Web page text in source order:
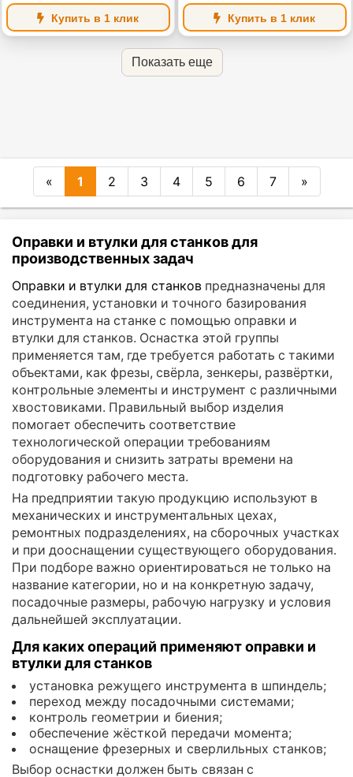
Купить в 1 клик Купить в 1 клик
Показать еще
« 1 2 3 4 5 6 7 »
Оправки и втулки для станков для
производственных задач
Оправки и втулки для станковпредназначены для
соединения, установки и точного базирования
инструмента на станке с помощью оправки и
втулки для станков. Оснастка этой группы
применяется там, где требуется работать с такими
объектами, как фрезы, свёрла, зенкеры, развёртки,
контрольные элементы и инструмент с различными
хвостовиками. Правильный выбор изделия
помогает обеспечить соответствие
технологической операции требованиям
оборудования и снизить затраты времени на
подготовку рабочего места.
На предприятии такую продукцию используют в
механических и инструментальных цехах,
ремонтных подразделениях, на сборочных участках
и при дооснащении существующего оборудования.
При подборе важно ориентироваться не только на
название категории, но и на конкретную задачу,
посадочные размеры, рабочую нагрузку и условия
дальнейшей эксплуатации.
Для каких операций применяют оправки и
втулки для станков
установка режущего инструмента в шпиндель;
переход между посадочными системами;
контроль геометрии и биения;
обеспечение жёсткой передачи момента;
оснащение фрезерных и сверлильных станков;
Выбор оснастки должен быть связан с